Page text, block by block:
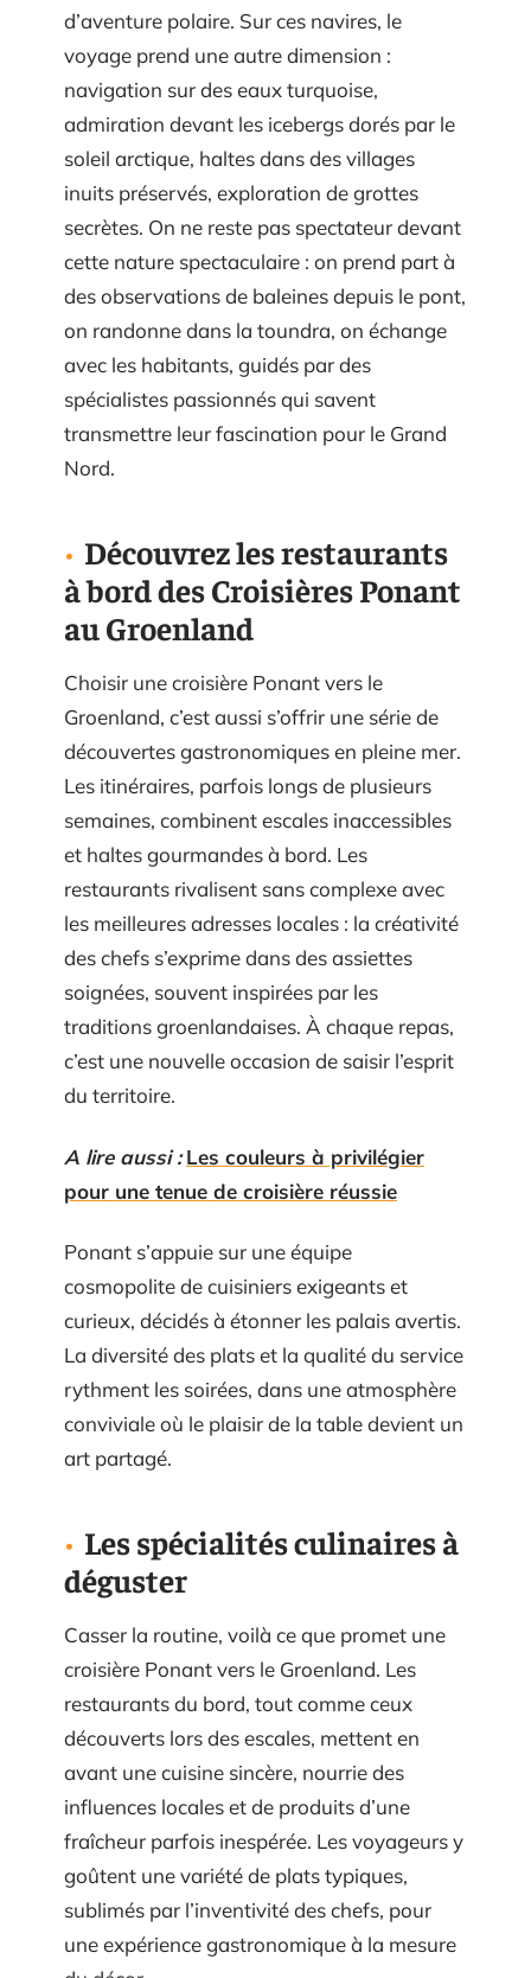
d’aventure polaire. Sur ces navires, le
voyage prend une autre dimension :
navigation sur des eaux turquoise,
admiration devant les icebergs dorés par le
soleil arctique, haltes dans des villages
inuits préservés, exploration de grottes
secrètes. On ne reste pas spectateur devant
cette nature spectaculaire : on prend part à
des observations de baleines depuis le pont,
on randonne dans la toundra, on échange
avec les habitants, guidés par des
spécialistes passionnés qui savent
transmettre leur fascination pour le Grand
Nord.
Découvrez les restaurants
à bord des Croisières Ponant
au Groenland
Choisir une croisière Ponant vers le
Groenland, c’est aussi s’offrir une série de
découvertes gastronomiques en pleine mer.
Les itinéraires, parfois longs de plusieurs
semaines, combinent escales inaccessibles
et haltes gourmandes à bord. Les
restaurants rivalisent sans complexe avec
les meilleures adresses locales : la créativité
des chefs s’exprime dans des assiettes
soignées, souvent inspirées par les
traditions groenlandaises. À chaque repas,
c’est une nouvelle occasion de saisir l’esprit
du territoire.
A lire aussi : Les couleurs à privilégier
pour une tenue de croisière réussie
Ponant s’appuie sur une équipe
cosmopolite de cuisiniers exigeants et
curieux, décidés à étonner les palais avertis.
La diversité des plats et la qualité du service
rythment les soirées, dans une atmosphère
conviviale où le plaisir de la table devient un
art partagé.
Les spécialités culinaires à
déguster
Casser la routine, voilà ce que promet une
croisière Ponant vers le Groenland. Les
restaurants du bord, tout comme ceux
découverts lors des escales, mettent en
avant une cuisine sincère, nourrie des
influences locales et de produits d’une
fraîcheur parfois inespérée. Les voyageurs y
goûtent une variété de plats typiques,
sublimés par l’inventivité des chefs, pour
une expérience gastronomique à la mesure